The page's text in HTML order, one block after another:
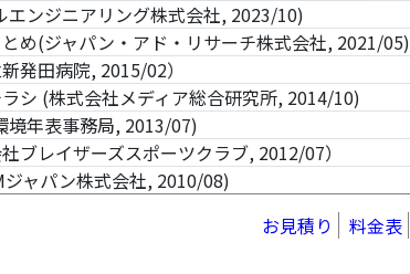
ンジニアリング株式会社, 2023/10)
め(ジャパン・アド・リサーチ株式会社, 2021/05)
発田病院, 2015/02）
シ (株式会社メディア総合研究所, 2014/10)
境年表事務局, 2013/07)
ブレイザーズスポーツクラブ, 2012/07）
ャパン株式会社, 2010/08)
お見積り
料金表